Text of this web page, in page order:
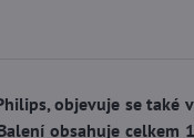
objevuje se také
obsahuje